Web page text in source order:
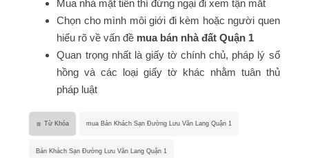
Mua nhà mặt tiền thì đừng ngại đi xem tận mắt
Chọn cho mình môi giới đi kèm hoặc người quen
hiểu rõ về vấn đề mua bán nhà đất Quận 1
Quan trọng nhất là giấy tờ chính chủ, pháp lý sổ
hồng và các loại giấy tờ khác nhằm tuân thủ
pháp luật
Từ Khóa mua Bán Khách Sạn Đường Lưu Văn Lang Quận 1
Bán Khách Sạn Đường Lưu Văn Lang Quận 1